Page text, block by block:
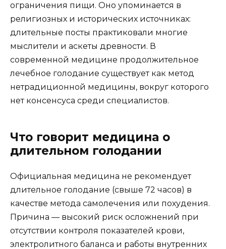
ограничения пищи. Оно упоминается в
религиозных и исторических источниках:
длительные посты практиковали многие
мыслители и аскеты древности. В
современной медицине продолжительное
лечебное голодание существует как метод
нетрадиционной медицины, вокруг которого
нет консенсуса среди специалистов.
Что говорит медицина о
длительном голодании
Официальная медицина не рекомендует
длительное голодание (свыше 72 часов) в
качестве метода самолечения или похудения.
Причина — высокий риск осложнений при
отсутствии контроля показателей крови,
электролитного баланса и работы внутренних